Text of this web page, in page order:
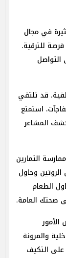
في مجال
للترقية.
التواصل
قد تلتقي
استمتع
المشاعر
التمارين
الروتين وحاول
الطعام
صحتك العامة.
والمرونة
التكيف